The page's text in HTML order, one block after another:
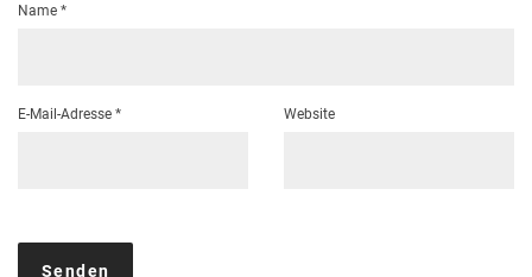
Name *
E-Mail-Adresse * Website